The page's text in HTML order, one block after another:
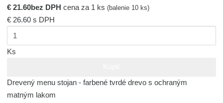
€ 21.60bez DPH cena za 1 ks(balenie 10 ks)
€ 26.60s DPH
Ks
Drevený menu stojan - farbené tvrdé drevo s ochraným
matným lakom